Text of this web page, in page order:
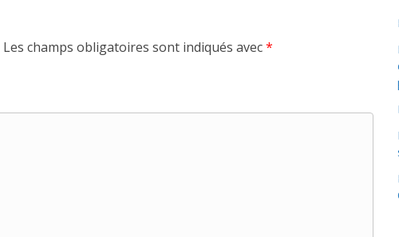
Les champs obligatoires sont indiqués avec*